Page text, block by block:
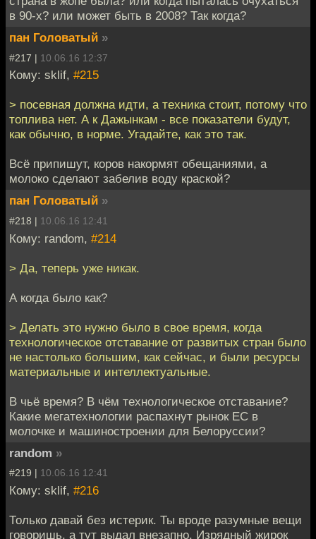
в 90-х? или может быть в 2008? Так когда?
пан Головатый »
#217 | 10.06.16 12:37
Кому: sklif, #215
> посевная должна идти, а техника стоит, потому что
топлива нет. А к Дажынкам - все показатели будут,
как обычно, в норме. Угадайте, как это так.
Всё припишут, коров накормят обещаниями, а
молоко сделают забелив воду краской?
пан Головатый »
#218 | 10.06.16 12:41
Кому: random, #214
> Да, теперь уже никак.
А когда было как?
> Делать это нужно было в свое время, когда
технологическое отставание от развитых стран было
не настолько большим, как сейчас, и были ресурсы
материальные и интеллектуальные.
В чьё время? В чём технологическое отставание?
Какие мегатехнологии распахнут рынок ЕС в
молочке и машиностроении для Белоруссии?
random »
#219 | 10.06.16 12:41
Кому: sklif, #216
Только давай без истерик. Ты вроде разумные вещи
говоришь, а тут выдал внезапно. Изрядный жирок